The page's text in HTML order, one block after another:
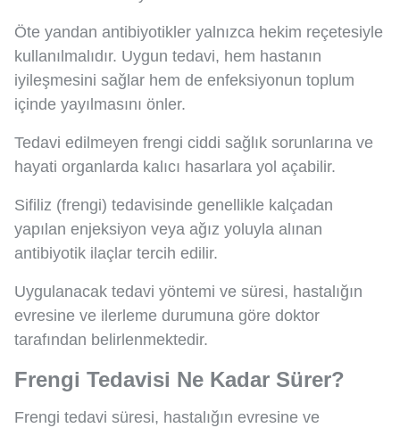
Öte yandan antibiyotikler yalnızca hekim reçetesiyle
kullanılmalıdır. Uygun tedavi, hem hastanın
iyileşmesini sağlar hem de enfeksiyonun toplum
içinde yayılmasını önler.
Tedavi edilmeyen frengi ciddi sağlık sorunlarına ve
hayati organlarda kalıcı hasarlara yol açabilir.
Sifiliz (frengi) tedavisinde genellikle kalçadan
yapılan enjeksiyon veya ağız yoluyla alınan
antibiyotik ilaçlar tercih edilir.
Uygulanacak tedavi yöntemi ve süresi, hastalığın
evresine ve ilerleme durumuna göre doktor
tarafından belirlenmektedir.
Frengi Tedavisi Ne Kadar Sürer?
Frengi tedavi süresi, hastalığın evresine ve